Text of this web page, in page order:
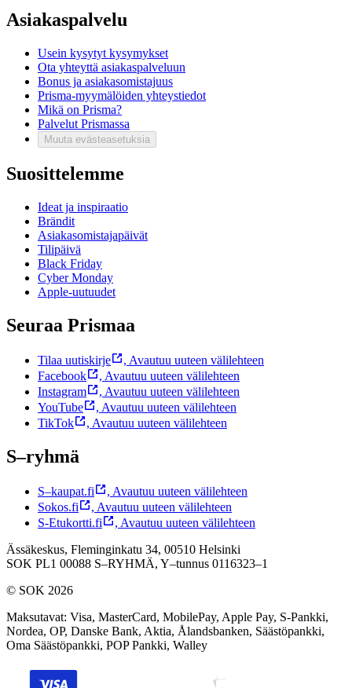
Asiakaspalvelu
Usein kysytyt kysymykset
Ota yhteyttä asiakaspalveluun
Bonus ja asiakasomistajuus
Prisma-myymälöiden yhteystiedot
Mikä on Prisma?
Palvelut Prismassa
Muuta evästeasetuksia
Suosittelemme
Ideat ja inspiraatio
Brändit
Asiakasomistajapäivät
Tilipäivä
Black Friday
Cyber Monday
Apple-uutuudet
Seuraa Prismaa
Tilaa uutiskirje , Avautuu uuteen välilehteen
Facebook
, Avautuu uuteen välilehteen
Instagram
, Avautuu uuteen välilehteen
YouTube
, Avautuu uuteen välilehteen
TikTok
, Avautuu uuteen välilehteen
S–ryhmä
S–kaupat.fi , Avautuu uuteen välilehteen
Sokos.fi
, Avautuu uuteen välilehteen
S-Etukortti.fi
, Avautuu uuteen välilehteen
Ässäkeskus, Fleminginkatu 34, 00510 Helsinki
SOK PL1 00088 S–RYHMÄ, Y–tunnus 0116323–1
© SOK 2026
Maksutavat: Visa, MasterCard, MobilePay, Apple Pay, S-Pankki,
Nordea, OP, Danske Bank, Aktia, Ålandsbanken, Säästöpankki,
Oma Säästöpankki, POP Pankki, Walley